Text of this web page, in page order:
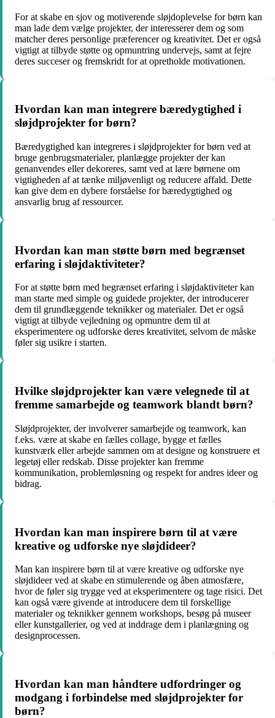
For at skabe en sjov og motiverende sløjdoplevelse for børn kan
man lade dem vælge projekter, der interesserer dem og som
matcher deres personlige præferencer og kreativitet. Det er også
vigtigt at tilbyde støtte og opmuntring undervejs, samt at fejre
deres succeser og fremskridt for at opretholde motivationen.
Hvordan kan man integrere bæredygtighed i
sløjdprojekter for børn?
Bæredygtighed kan integreres i sløjdprojekter for børn ved at
bruge genbrugsmaterialer, planlægge projekter der kan
genanvendes eller dekoreres, samt ved at lære børnene om
vigtigheden af at tænke miljøvenligt og reducere affald. Dette
kan give dem en dybere forståelse for bæredygtighed og
ansvarlig brug af ressourcer.
Hvordan kan man støtte børn med begrænset
erfaring i sløjdaktiviteter?
For at støtte børn med begrænset erfaring i sløjdaktiviteter kan
man starte med simple og guidede projekter, der introducerer
dem til grundlæggende teknikker og materialer. Det er også
vigtigt at tilbyde vejledning og opmuntre dem til at
eksperimentere og udforske deres kreativitet, selvom de måske
føler sig usikre i starten.
Hvilke sløjdprojekter kan være velegnede til at
fremme samarbejde og teamwork blandt børn?
Sløjdprojekter, der involverer samarbejde og teamwork, kan
f.eks. være at skabe en fælles collage, bygge et fælles
kunstværk eller arbejde sammen om at designe og konstruere et
legetøj eller redskab. Disse projekter kan fremme
kommunikation, problemløsning og respekt for andres ideer og
bidrag.
Hvordan kan man inspirere børn til at være
kreative og udforske nye sløjdideer?
Man kan inspirere børn til at være kreative og udforske nye
sløjdideer ved at skabe en stimulerende og åben atmosfære,
hvor de føler sig trygge ved at eksperimentere og tage risici. Det
kan også være givende at introducere dem til forskellige
materialer og teknikker gennem workshops, besøg på museer
eller kunstgallerier, og ved at inddrage dem i planlægning og
designprocessen.
Hvordan kan man håndtere udfordringer og
modgang i forbindelse med sløjdprojekter for
børn?